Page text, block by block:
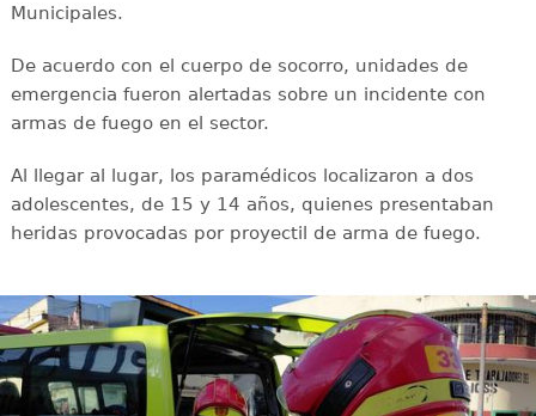
Municipales.
De acuerdo con el cuerpo de socorro, unidades de
emergencia fueron alertadas sobre un incidente con
armas de fuego en el sector.
Al llegar al lugar, los paramédicos localizaron a dos
adolescentes, de 15 y 14 años, quienes presentaban
heridas provocadas por proyectil de arma de fuego.